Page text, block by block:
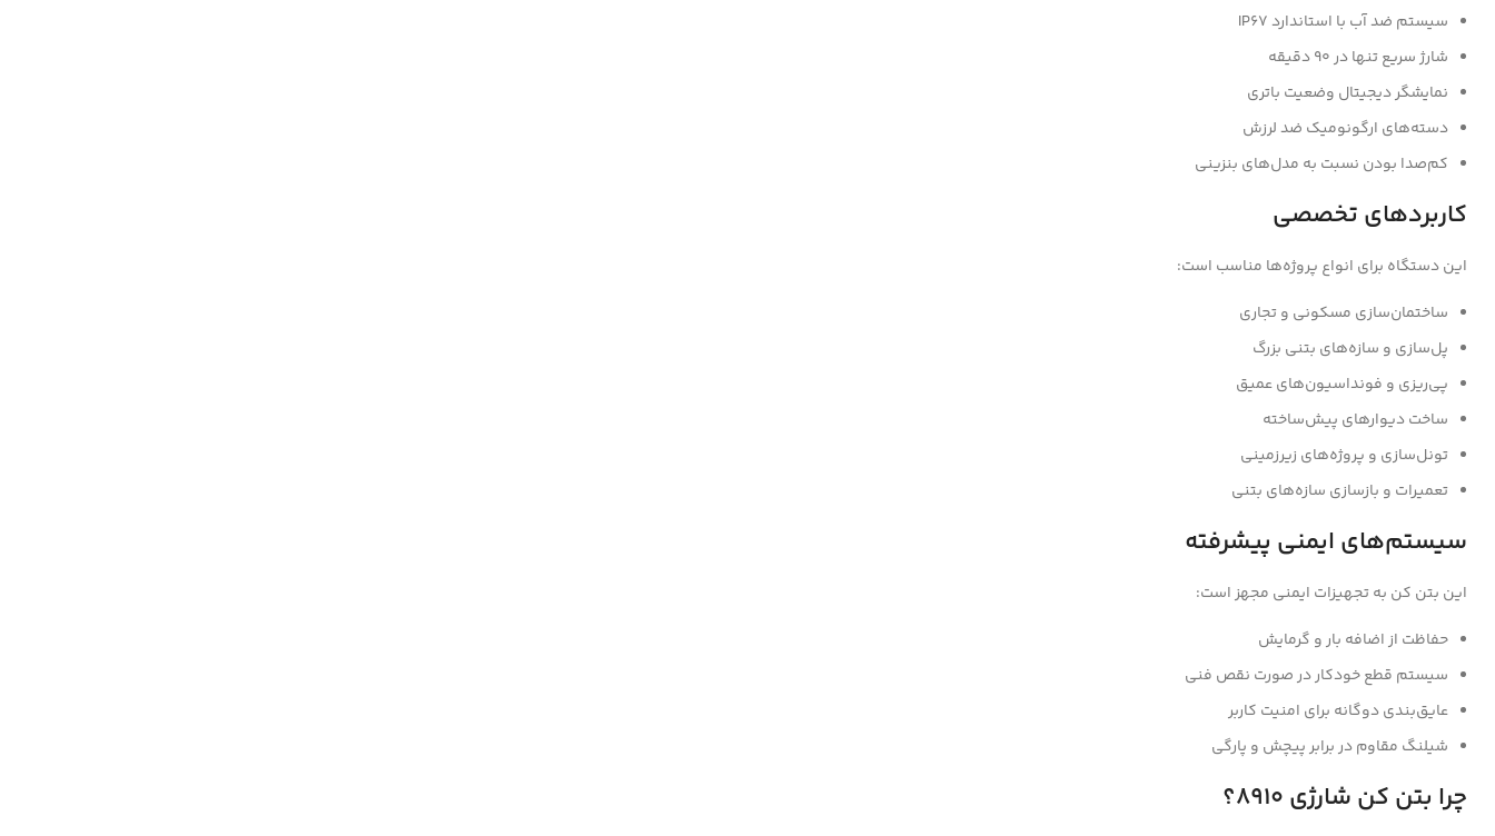
سیستم ضد آب با استاندارد IP67
شارژ سریع تنها در 90 دقیقه
نمایشگر دیجیتال وضعیت باتری
دسته‌های ارگونومیک ضد لرزش
کم‌صدا بودن نسبت به مدل‌های بنزینی
کاربردهای تخصصی
این دستگاه برای انواع پروژه‌ها مناسب است:
ساختمان‌سازی مسکونی و تجاری
پل‌سازی و سازه‌های بتنی بزرگ
پی‌ریزی و فونداسیون‌های عمیق
ساخت دیوارهای پیش‌ساخته
تونل‌سازی و پروژه‌های زیرزمینی
تعمیرات و بازسازی سازه‌های بتنی
سیستم‌های ایمنی پیشرفته
این بتن کن به تجهیزات ایمنی مجهز است:
حفاظت از اضافه بار و گرمایش
سیستم قطع خودکار در صورت نقص فنی
عایق‌بندی دوگانه برای امنیت کاربر
شیلنگ مقاوم در برابر پیچش و پارگی
چرا بتن کن شارژی 8910؟